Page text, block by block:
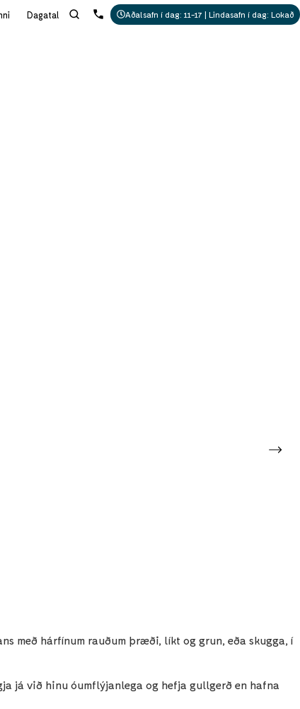
Dagatal Aðalsafn í dag: 11-17 | Lindasafn í dag: Lokað
með hárfínum rauðum þræði, líkt og grun, eða skugga, í
já við hinu óumflýjanlega og hefja gullgerð en hafna